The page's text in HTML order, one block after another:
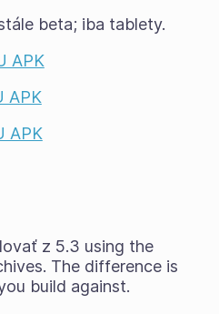
beta; iba tablety.
APK
APK
APK
z 5.3 using the
The difference is
build against.